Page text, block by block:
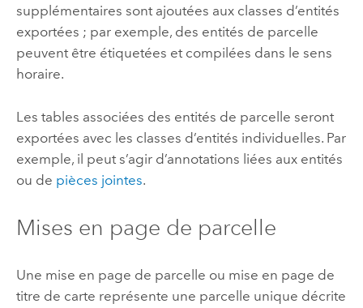
supplémentaires sont ajoutées aux classes d’entités
exportées ; par exemple, des entités de parcelle
peuvent être étiquetées et compilées dans le sens
horaire.
Les tables associées des entités de parcelle seront
exportées avec les classes d’entités individuelles. Par
exemple, il peut s’agir d’annotations liées aux entités
ou de pièces jointes.
Mises en page de parcelle
Une mise en page de parcelle ou mise en page de
titre de carte représente une parcelle unique décrite